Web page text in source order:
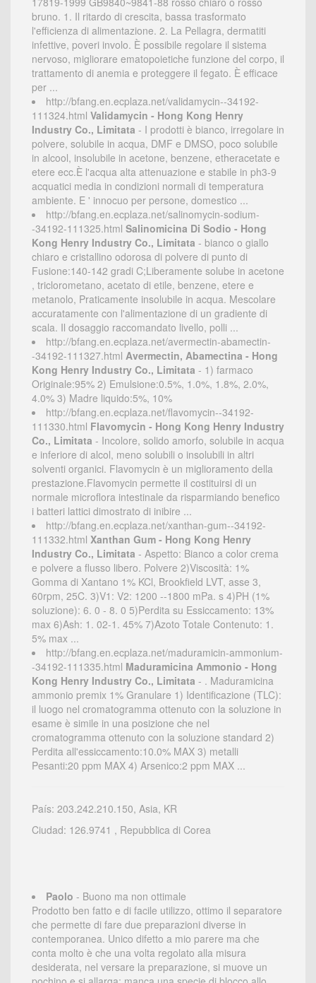
bruno. 1. Il ritardo di crescita, bassa trasformato
l'efficienza di alimentazione. 2. La Pellagra, dermatiti
infettive, poveri involo. È possibile regolare il sistema
nervoso, migliorare ematopoietiche funzione del corpo, il
trattamento di anemia e proteggere il fegato. È efficace
per ...
http://bfang.en.ecplaza.net/validamycin--34192-
111324.html Validamycin - Hong Kong Henry
Industry Co., Limitata - I prodotti è bianco, irregolare in
polvere, solubile in acqua, DMF e DMSO, poco solubile
in alcool, insolubile in acetone, benzene, etheracetate e
etere ecc.È l'acqua alta attenuazione e stabile in ph3-9
acquatici media in condizioni normali di temperatura
ambiente. E ' innocuo per persone, domestico ...
http://bfang.en.ecplaza.net/salinomycin-sodium-
-34192-111325.html Salinomicina Di Sodio - Hong
Kong Henry Industry Co., Limitata - bianco o giallo
chiaro e cristallino odorosa di polvere di punto di
Fusione:140-142 gradi C;Liberamente solube in acetone
, triclorometano, acetato di etile, benzene, etere e
metanolo, Praticamente insolubile in acqua. Mescolare
accuratamente con l'alimentazione di un gradiente di
scala. Il dosaggio raccomandato livello, polli ...
http://bfang.en.ecplaza.net/avermectin-abamectin-
-34192-111327.html Avermectin, Abamectina - Hong
Kong Henry Industry Co., Limitata - 1) farmaco
Originale:95% 2) Emulsione:0.5%, 1.0%, 1.8%, 2.0%,
4.0% 3) Madre liquido:5%, 10%
http://bfang.en.ecplaza.net/flavomycin--34192-
111330.html Flavomycin - Hong Kong Henry Industry
Co., Limitata - Incolore, solido amorfo, solubile in acqua
e inferiore di alcol, meno solubili o insolubili in altri
solventi organici. Flavomycin è un miglioramento della
prestazione.Flavomycin permette il costituirsi di un
normale microflora intestinale da risparmiando benefico
i batteri lattici dimostrato di inibire ...
http://bfang.en.ecplaza.net/xanthan-gum--34192-
111332.html Xanthan Gum - Hong Kong Henry
Industry Co., Limitata - Aspetto: Bianco a color crema
e polvere a flusso libero. Polvere 2)Viscosità: 1%
Gomma di Xantano 1% KCl, Brookfield LVT, asse 3,
60rpm, 25C. 3)V1: V2: 1200 --1800 mPa. s 4)PH (1%
soluzione): 6. 0 - 8. 0 5)Perdita su Essiccamento: 13%
max 6)Ash: 1. 02-1. 45% 7)Azoto Totale Contenuto: 1.
5% max ...
http://bfang.en.ecplaza.net/maduramicin-ammonium-
-34192-111335.html Maduramicina Ammonio - Hong
Kong Henry Industry Co., Limitata - . Maduramicina
ammonio premix 1% Granulare 1) Identificazione (TLC):
il luogo nel cromatogramma ottenuto con la soluzione in
esame è simile in una posizione che nel
cromatogramma ottenuto con la soluzione standard 2)
Perdita all'essiccamento:10.0% MAX 3) metalli
Pesanti:20 ppm MAX 4) Arsenico:2 ppm MAX ...
País: 203.242.210.150, Asia, KR
Ciudad: 126.9741 , Repubblica di Corea
Paolo - Buono ma non ottimale
Prodotto ben fatto e di facile utilizzo, ottimo il separatore
che permette di fare due preparazioni diverse in
contemporanea. Unico difetto a mio parere ma che
conta molto è che una volta regolato alla misura
desiderata, nel versare la preparazione, si muove un